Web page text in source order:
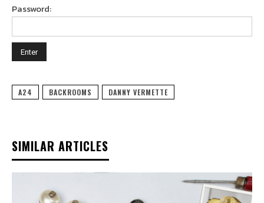
Password:
A24 BACKROOMS DANNY VERMETTE
SIMILAR ARTICLES